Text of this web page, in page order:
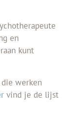
en
kunt
die werken
vind je de lijst